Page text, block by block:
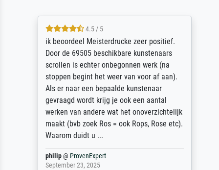
4.5 / 5
ik beoordeel Meisterdrucke zeer positief.
Door de 69505 beschikbare kunstenaars
scrollen is echter onbegonnen werk (na
stoppen begint het weer van voor af aan).
Als er naar een bepaalde kunstenaar
gevraagd wordt krijg je ook een aantal
werken van andere wat het onoverzichtelijk
maakt (bvb zoek Ros = ook Rops, Rose etc).
Waarom duidt u ...
philip@ProvenExpert
September 23, 2025